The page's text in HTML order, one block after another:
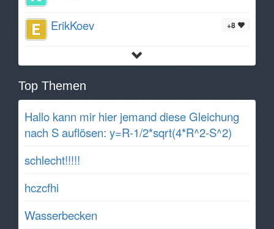
+8
ErikKoev
Top Themen
Hallo kann mir hier jemand diese Gleichung
nach S auflösen: y=R-1/2*sqrt(4*R^2-S^2)
schlecht!!!!!
hczcfhi
Wasserbecken